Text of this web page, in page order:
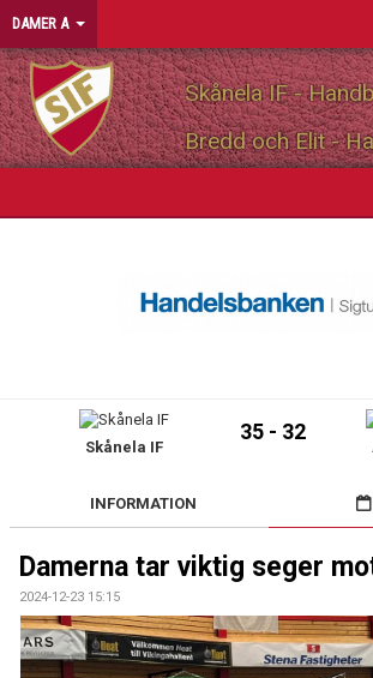
DAMER A
Skånela IF -
Bredd och Elit -
BILDGALLERI
KONTAKT
Skånela IF
35 - 32
INFORMATION
Damerna tar viktig seger
2024-12-23 15:15